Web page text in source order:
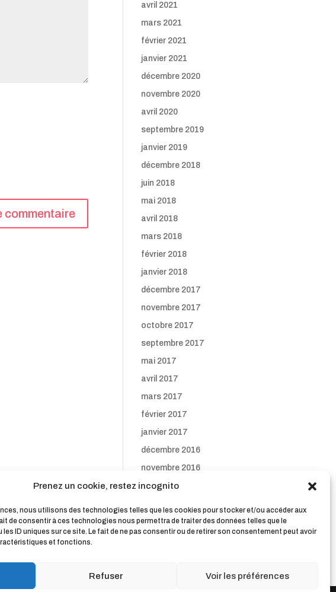
Prenez un cookie, restez incognito
nous utilisons des technologies telles que les cookies pour stocker et/ou accéder aux
de consentir à ces technologies nous permettra de traiter des données telles que le
ID uniques sur ce site. Le fait de ne pas consentir ou de retirer son consentement peut avoir
et fonctions.
Refuser Voir les préférences
avril 2021
mars 2021
février 2021
janvier 2021
décembre 2020
novembre 2020
avril 2020
septembre 2019
janvier 2019
décembre 2018
juin 2018
mai 2018
avril 2018
mars 2018
février 2018
janvier 2018
décembre 2017
novembre 2017
octobre 2017
septembre 2017
mai 2017
avril 2017
mars 2017
février 2017
janvier 2017
décembre 2016
novembre 2016
octobre 2016